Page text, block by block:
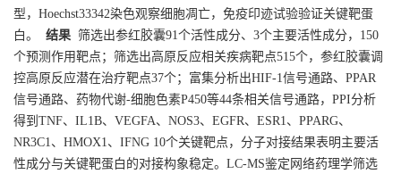
型，Hoechst33342染色观察细胞凋亡，免疫印迹试验验证关键靶蛋
白。
结果 筛选出参红胶囊91个活性成分、3个主要活性成分，150
个预测作用靶点；筛选出高原反应相关疾病靶点515个，参红胶囊调
控高原反应潜在治疗靶点37个；富集分析出HIF-1信号通路、PPAR
信号通路、药物代谢-细胞色素P450等44条相关信号通路，PPI分析
得到TNF、IL1B、VEGFA、NOS3、EGFR、ESR1、PPARG、
NR3C1、HMOX1、IFNG 10个关键靶点，分子对接结果表明主要活
性成分与关键靶蛋白的对接构象稳定。LC-MS鉴定网络药理学筛选